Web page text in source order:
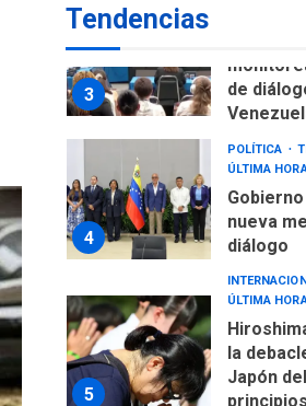
Tendencias
4
nueva
diálogo
5
ÚLTIMA HORA
la
Japón
Trump